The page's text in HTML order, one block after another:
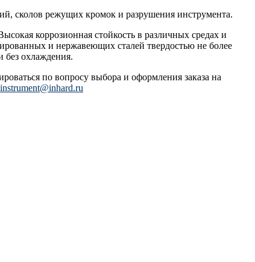
сколов режущих кромок и разрушения инструмента.
коррозионная стойкость в различных средах и
и нержавеющих сталей твердостью не более
без охлаждения.
по вопросу выбора и оформления заказа на
instrument@inhard.ru